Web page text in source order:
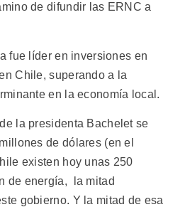
de difundir las ERNC a
fue líder en inversiones en
Chile, superando a la
en la economía local.
la presidenta Bachelet se
de dólares (en el
existen hoy unas 250
de energía, la mitad
gobierno. Y la mitad de esa